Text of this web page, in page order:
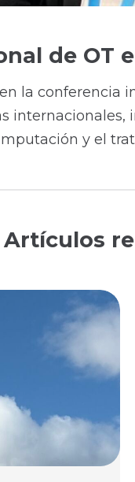
de OT
la conferencia
y el
Artículos